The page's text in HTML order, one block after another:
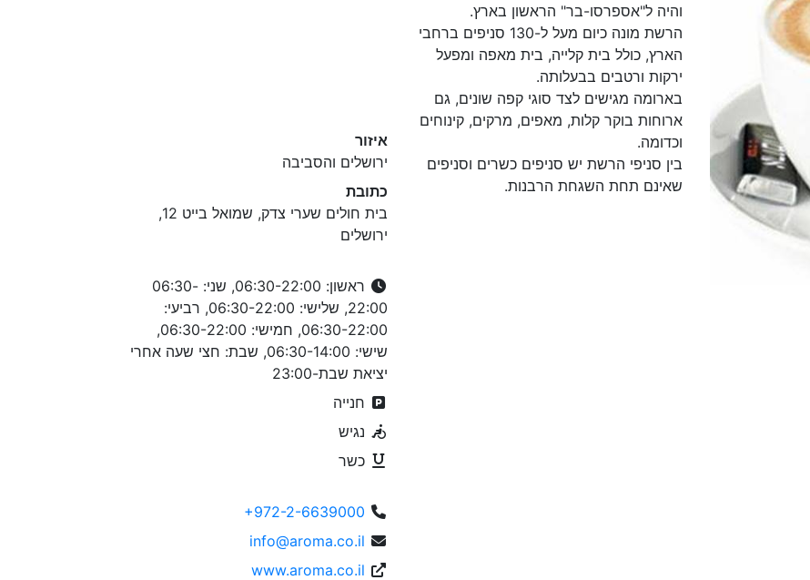
והיה ל"אספרסו-בר" הראשון בארץ.
הרשת מונה כיום מעל ל-130 סניפים ברחבי
הארץ, כולל בית קלייה, בית מאפה ומפעל
ירקות ורטבים בבעלותה.
בארומה מגישים לצד סוגי קפה שונים, גם
ארוחות בוקר קלות, מאפים, מרקים, קינוחים
וכדומה.
בין סניפי הרשת יש סניפים כשרים וסניפים
שאינם תחת השגחת הרבנות.
איזור
ירושלים והסביבה
כתובת
בית חולים שערי צדק, שמואל בייט 12,
ירושלים
ראשון: 06:30-22:00, שני: 06:30-
22:00, שלישי: 06:30-22:00, רביעי:
06:30-22:00, חמישי: 06:30-22:00,
שישי: 06:30-14:00, שבת: חצי שעה אחרי
יציאת שבת-23:00
חנייה
נגיש
כשר
+972-2-6639000
info@aroma.co.il
www.aroma.co.il